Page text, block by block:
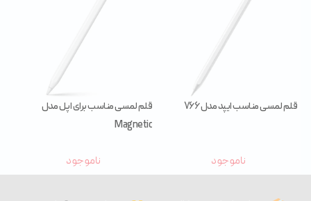
قلم لمسی مناسب ایپد مدل 766
ناموجود
قلم لمسی مناسب برای اپل مدل
Magnetic
ناموجود